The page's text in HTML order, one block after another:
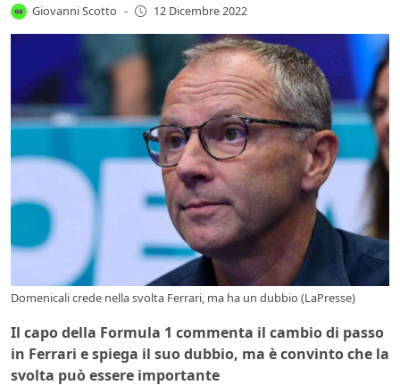
Giovanni Scotto - 12 Dicembre 2022
Domenicali crede nella svolta Ferrari, ma ha un dubbio (LaPresse)
Il capo della Formula 1 commenta il cambio di passo
in Ferrari e spiega il suo dubbio, ma è convinto che la
svolta può essere importante